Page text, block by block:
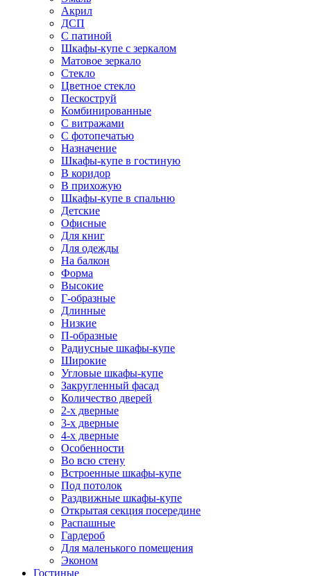
Акрил
ДСП
С патиной
Шкафы-купе с зеркалом
Матовое зеркало
Стекло
Цветное стекло
Пескоструй
Комбинированные
С витражами
С фотопечатью
Назначение
Шкафы-купе в гостиную
В коридор
В прихожую
Шкафы-купе в спальню
Детские
Офисные
Для книг
Для одежды
На балкон
Форма
Высокие
Г-образные
Длинные
Низкие
П-образные
Радиусные шкафы-купе
Широкие
Угловые шкафы-купе
Закругленный фасад
Количество дверей
2-х дверные
3-х дверные
4-х дверные
Особенности
Во всю стену
Встроенные шкафы-купе
Под потолок
Раздвижные шкафы-купе
Открытая секция посередине
Распашные
Гардероб
Для маленького помещения
Эконом
Гостиные